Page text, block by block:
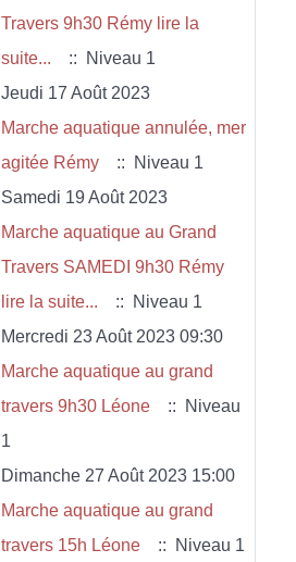
Travers 9h30 Rémy lire la
suite...
:: Niveau 1
Jeudi 17 Août 2023
Marche aquatique annulée, mer
agitée Rémy
:: Niveau 1
Samedi 19 Août 2023
Marche aquatique au Grand
Travers SAMEDI 9h30 Rémy
lire la suite...
:: Niveau 1
Mercredi 23 Août 2023 09:30
Marche aquatique au grand
travers 9h30 Léone
:: Niveau
1
Dimanche 27 Août 2023 15:00
Marche aquatique au grand
travers 15h Léone
:: Niveau 1